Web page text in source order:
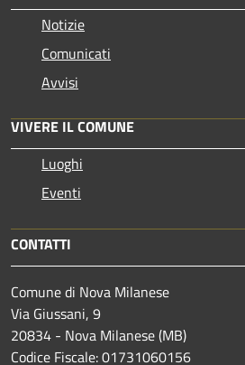
Notizie
Comunicati
Avvisi
VIVERE IL COMUNE
Luoghi
Eventi
CONTATTI
Comune di Nova Milanese
Via Giussani, 9
20834 - Nova Milanese (MB)
Codice Fiscale: 01731060156